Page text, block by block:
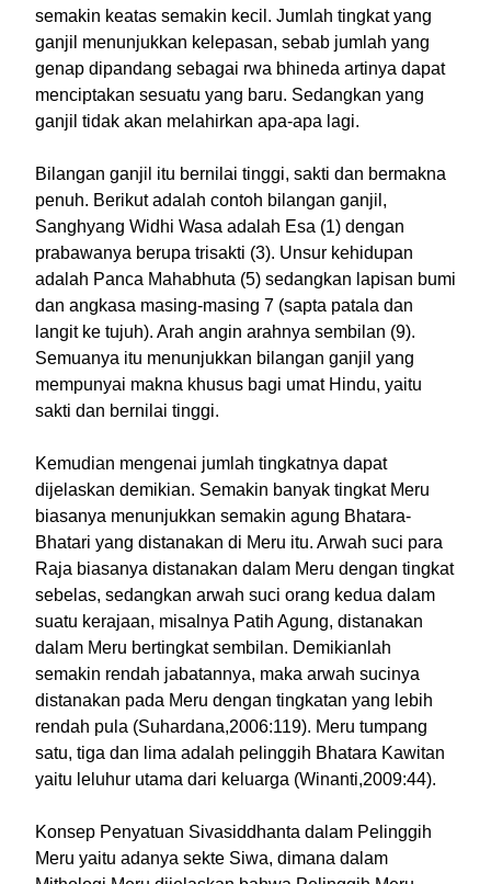
semakin keatas semakin kecil. Jumlah tingkat yang
ganjil menunjukkan kelepasan, sebab jumlah yang
genap dipandang sebagai rwa bhineda artinya dapat
menciptakan sesuatu yang baru. Sedangkan yang
ganjil tidak akan melahirkan apa-apa lagi.
Bilangan ganjil itu bernilai tinggi, sakti dan bermakna
penuh. Berikut adalah contoh bilangan ganjil,
Sanghyang Widhi Wasa adalah Esa (1) dengan
prabawanya berupa trisakti (3). Unsur kehidupan
adalah Panca Mahabhuta (5) sedangkan lapisan bumi
dan angkasa masing-masing 7 (sapta patala dan
langit ke tujuh). Arah angin arahnya sembilan (9).
Semuanya itu menunjukkan bilangan ganjil yang
mempunyai makna khusus bagi umat Hindu, yaitu
sakti dan bernilai tinggi.
Kemudian mengenai jumlah tingkatnya dapat
dijelaskan demikian. Semakin banyak tingkat Meru
biasanya menunjukkan semakin agung Bhatara-
Bhatari yang distanakan di Meru itu. Arwah suci para
Raja biasanya distanakan dalam Meru dengan tingkat
sebelas, sedangkan arwah suci orang kedua dalam
suatu kerajaan, misalnya Patih Agung, distanakan
dalam Meru bertingkat sembilan. Demikianlah
semakin rendah jabatannya, maka arwah sucinya
distanakan pada Meru dengan tingkatan yang lebih
rendah pula (Suhardana,2006:119). Meru tumpang
satu, tiga dan lima adalah pelinggih Bhatara Kawitan
yaitu leluhur utama dari keluarga (Winanti,2009:44).
Konsep Penyatuan Sivasiddhanta dalam Pelinggih
Meru yaitu adanya sekte Siwa, dimana dalam